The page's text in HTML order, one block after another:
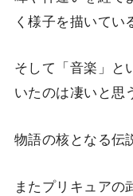
く様子を描いてい
そして「音楽」と
いたのは凄いと思
物語の核となる伝
またプリキュアの